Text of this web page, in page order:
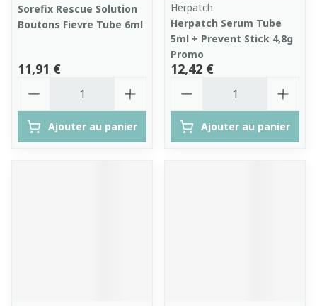
Sorefix Rescue Solution
Boutons Fievre Tube 6ml
11,91 €
Ajouter au panier
Herpatch
Herpatch Serum Tube
5ml + Prevent Stick 4,8g
Promo
12,42 €
Ajouter au panier